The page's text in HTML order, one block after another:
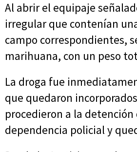
Al abrir el equipaje
irregular que contenían
campo correspondientes,
marihuana, con un peso
La droga fue
que quedaron
procedieron a la
dependencia policial y